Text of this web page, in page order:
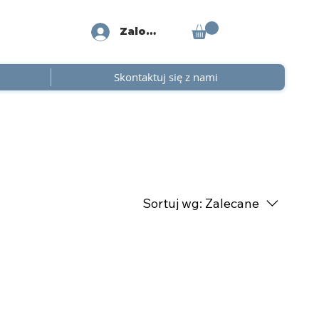
Zaloguj się
Skontaktuj się z nami
Sortuj wg: Zalecane